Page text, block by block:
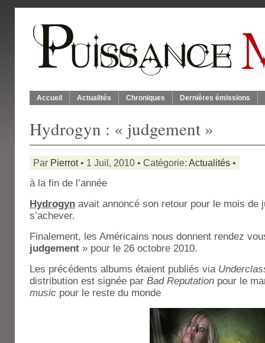
Accueil Actualités Chroniques Dernières émissions
Hydrogyn : « judgement »
Par Pierrot• 1 Juil, 2010 • Catégorie: Actualités •
à la fin de l’année
Hydrogyn avait annoncé son retour pour le mois de
s’achever.
Finalement, les Américains nous donnent rendez
judgement » pour le 26 octobre 2010.
Les précédents albums étaient publiés via
distribution est signée par Bad Reputation pour le
music pour le reste du monde